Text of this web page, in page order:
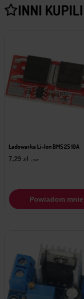
INNI
Ładowarka Li-Ion BMS 2S 10A
7,29 zł z VAT
Powiadom mnie